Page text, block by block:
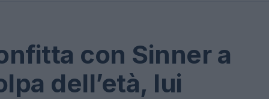
con Sinner a
dell’età, lui